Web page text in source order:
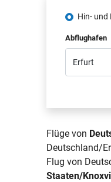
Hin- und
Abflughafen
Flüge von
Deutschland/
Flug von
Staaten/